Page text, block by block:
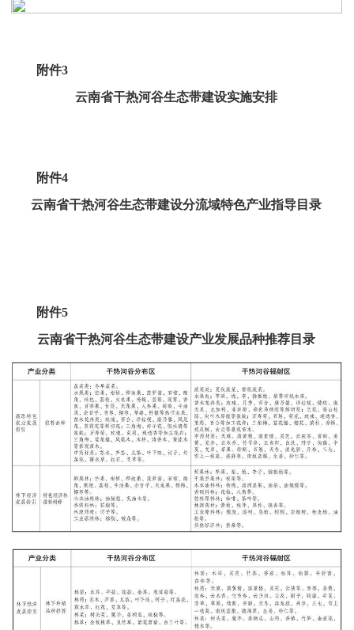
附件3
云南省干热河谷生态带建设实施安排
附件4
云南省干热河谷生态带建设分流域特色产业指导目录
附件5
云南省干热河谷生态带建设产业发展品种推荐目录